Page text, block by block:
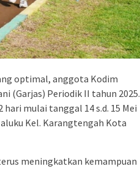
optimal, anggota Kodim
(Garjas) Periodik II tahun 2025.
hari mulai tanggal 14 s.d. 15 Mei
Kel. Karangtengah Kota
meningkatkan kemampuan